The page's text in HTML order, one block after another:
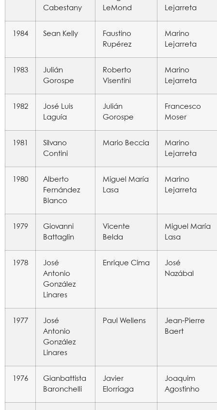
Cabestany
LeMond
Lejarreta
1984 Sean Kelly
Faustino
Rupérez
Marino
Lejarreta
1983
Julián
Gorospe
Roberto
Visentini
Marino
Lejarreta
1982
José Luis
Laguía
Julián
Gorospe
Francesco
Moser
1981
Silvano
Contini
Mario Beccia
Marino
Lejarreta
1980
Alberto
Fernández
Blanco
Miguel María
Lasa
Marino
Lejarreta
1979
Giovanni
Battaglin
Vicente
Belda
Miguel María
Lasa
1978
José
Antonio
González
Linares
Enrique Cima
José
Nazábal
1977
José
Antonio
González
Linares
Paul Wellens
Jean-Pierre
Baert
1976
Gianbattista
Baronchelli
Javier
Elorriaga
Joaquim
Agostinho